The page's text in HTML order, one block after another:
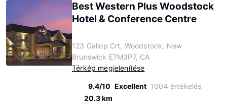
Best Western Plus Woodstock
Hotel & Conference Centre
123 Gallop Crt, Woodstock, New
Brunswick E7M3P7, CA
Térkép megjelenítése
9.4/10 Excellent 1004 értékelés
20.3 km